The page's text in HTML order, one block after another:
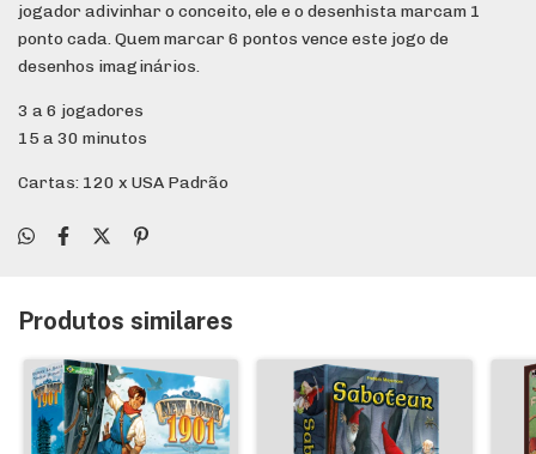
jogador adivinhar o conceito, ele e o desenhista marcam 1
ponto cada. Quem marcar 6 pontos vence este jogo de
desenhos imaginários.
3 a 6 jogadores
15 a 30 minutos
Cartas: 120 x USA Padrão
Produtos similares